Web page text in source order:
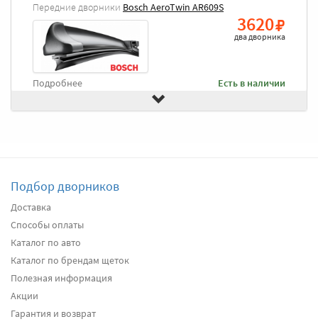
Передние дворники Bosch AeroTwin AR609S
3620
два дворника
Есть в наличии
Подробнее
Подбор дворников
Доставка
Способы оплаты
Каталог по авто
Каталог по брендам щеток
Полезная информация
Акции
Гарантия и возврат